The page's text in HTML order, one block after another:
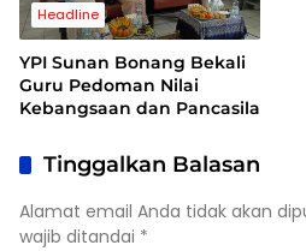
Headline
YPI Sunan Bonang Bekali
Guru Pedoman Nilai
Kebangsaan dan Pancasila
Tinggalkan Balasan
Alamat email Anda tidak akan
wajib ditandai *